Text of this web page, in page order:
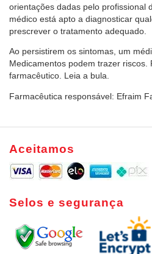
orientações dadas pelo profissional
médico está apto a diagnosticar
prescrever o tratamento adequado.
Ao persistirem os sintomas, um
Medicamentos podem trazer riscos.
farmacêutico. Leia a bula.
Farmacêutica responsável: Efraim
Aceitamos
Selos e segurança